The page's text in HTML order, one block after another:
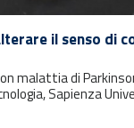
il senso di
malattia di
Sapienza